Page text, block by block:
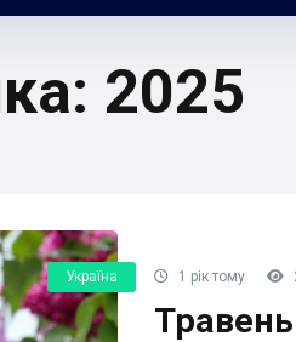
2025
Україна 1 рік тому